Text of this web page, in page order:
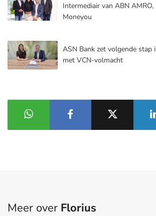
Intermediair van ABN AMRO,
Moneyou
ASN Bank zet volgende stap
met VCN-volmacht
Meer over Florius